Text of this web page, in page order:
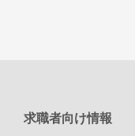
求職者向け情報